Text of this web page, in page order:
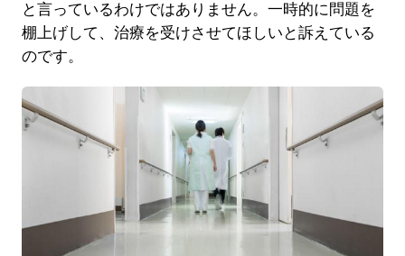
と言っているわけではありません。一時的に問題を
棚上げして、治療を受けさせてほしいと訴えている
のです。